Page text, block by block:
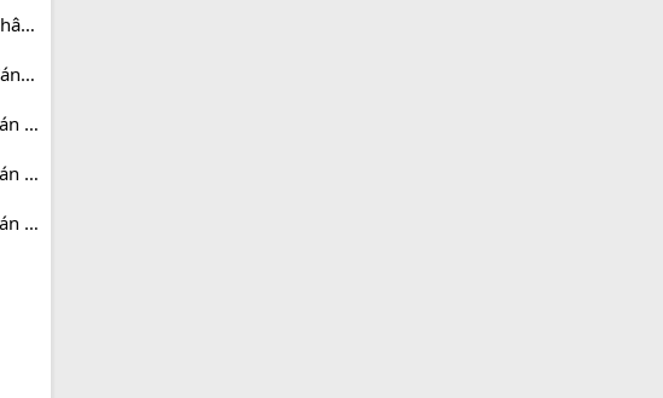
Giải bài tập SBT Toán 11 Chân trời sáng tạo
Giải bài tập SBT Toán 11 Cánh diều
Giải Chuyên đề học tập Toán 11 Kết nối tri thức
Giải Chuyên đề học tập Toán 11 Chân trời sáng tạo
Giải Chuyên đề học tập Toán 11 Cánh diều